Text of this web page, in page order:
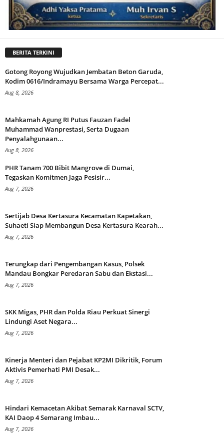
BERITA TERKINI
Gotong Royong Wujudkan Jembatan Beton Garuda,
Kodim 0616/Indramayu Bersama Warga Percepat...
Aug 8, 2026
Mahkamah Agung RI Putus Fauzan Fadel
Muhammad Wanprestasi, Serta Dugaan
Penyalahgunaan...
Aug 8, 2026
PHR Tanam 700 Bibit Mangrove di Dumai,
Tegaskan Komitmen Jaga Pesisir...
Aug 7, 2026
Sertijab Desa Kertasura Kecamatan Kapetakan,
Suhaeti Siap Membangun Desa Kertasura Kearah...
Aug 7, 2026
Terungkap dari Pengembangan Kasus, Polsek
Mandau Bongkar Peredaran Sabu dan Ekstasi...
Aug 7, 2026
SKK Migas, PHR dan Polda Riau Perkuat Sinergi
Lindungi Aset Negara...
Aug 7, 2026
Kinerja Menteri dan Pejabat KP2MI Dikritik, Forum
Aktivis Pemerhati PMI Desak...
Aug 7, 2026
Hindari Kemacetan Akibat Semarak Karnaval SCTV,
KAI Daop 4 Semarang Imbau...
Aug 7, 2026